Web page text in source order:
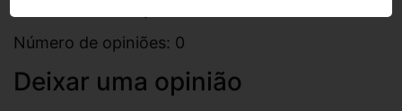
Número de opiniões: 0
Deixar uma opinião